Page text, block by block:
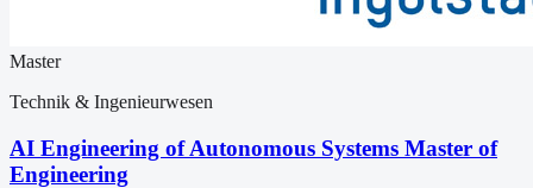
Master
Technik & Ingenieurwesen
AI Engineering of Autonomous Systems Master of
Engineering